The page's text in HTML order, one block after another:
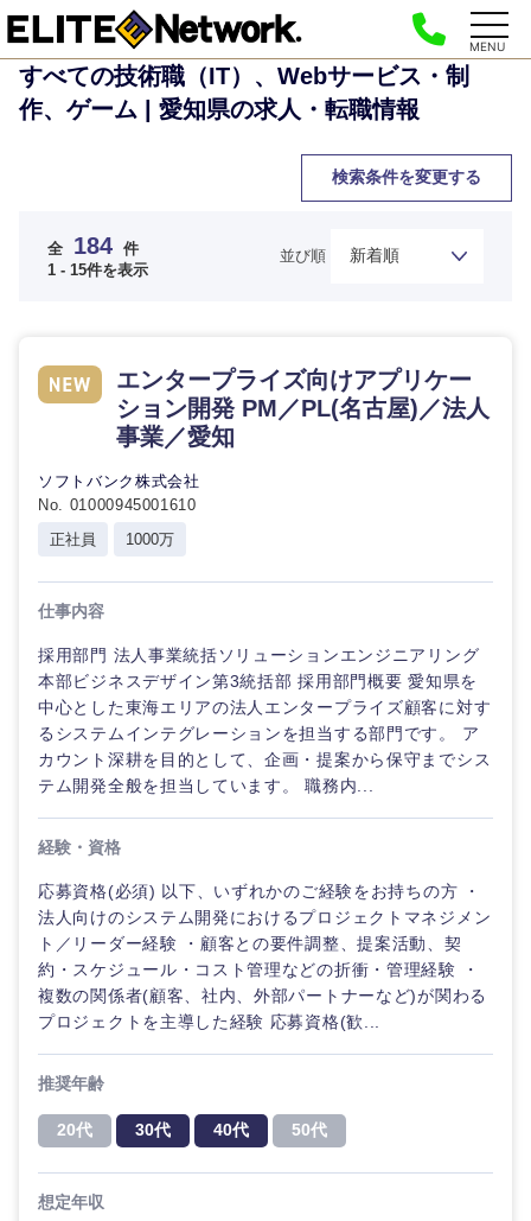
MENU
すべての技術職（IT）、Webサービス・制
作、ゲーム | 愛知県の求人・転職情報
検索条件を変更する
ご希望の職種を選択してください
経営企
画・事業
企画
経営ボー
すべての経営企画・事業企
画
事業管理
ご希望の職種を選択してください
経営企画・事業企画
経営ボード
管理
SCM
人事
ご希望の業界を選択してください
商社・卸
自動車・機械・船舶
電気・電子・半導体
ご希望の勤務地を選択してください
北海道・東北地方
宮城県 山形県
ご希望条件を入力ください
希望年収
推奨年齢
40代
全 184 件
1 - 15件を表示
並び順
エンタープライズ向けアプリケー
ション開発 PM／PL(名古屋)／法人
事業／愛知
ソフトバンク株式会社
No. 01000945001610
正社員
1000万
仕事内容
採用部門 法人事業統括ソリューションエンジニアリング
本部ビジネスデザイン第3統括部 採用部門概要 愛知県を
中心とした東海エリアの法人エンタープライズ顧客に対す
るシステムインテグレーションを担当する部門です。 ア
カウント深耕を目的として、企画・提案から保守までシス
テム開発全般を担当しています。 職務内...
経験・資格
応募資格(必須) 以下、いずれかのご経験をお持ちの方 ・
法人向けのシステム開発におけるプロジェクトマネジメン
ト／リーダー経験 ・顧客との要件調整、提案活動、契
約・スケジュール・コスト管理などの折衝・管理経験 ・
複数の関係者(顧客、社内、外部パートナーなど)が関わる
プロジェクトを主導した経験 応募資格(歓...
推奨年齢
20代 30代 40代 50代
想定年収